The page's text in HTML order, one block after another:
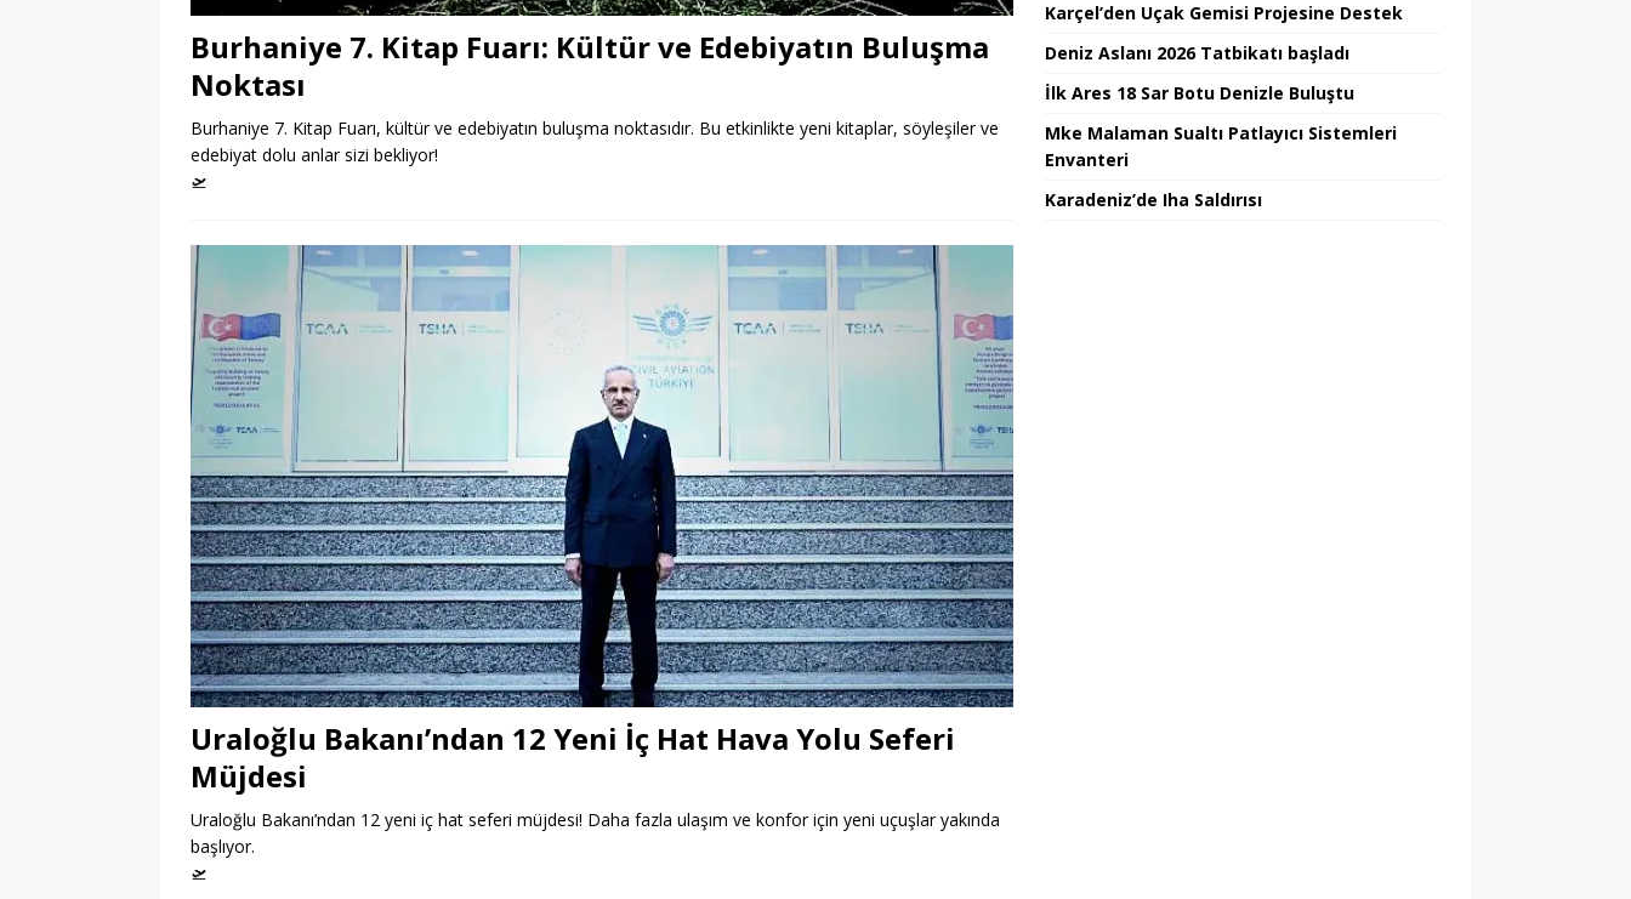
Burhaniye 7. Kitap Fuarı: Kültür ve Edebiyatın Buluşma
Noktası
Burhaniye 7. Kitap Fuarı, kültür ve edebiyatın buluşma noktasıdır. Bu etkinlikte yeni kitaplar, söyleşiler ve
edebiyat dolu anlar sizi bekliyor!
🛫
Uraloğlu Bakanı’ndan 12 Yeni İç Hat Hava Yolu Seferi
Müjdesi
Uraloğlu Bakanı’ndan 12 yeni iç hat seferi müjdesi! Daha fazla ulaşım ve konfor için yeni uçuşlar yakında
başlıyor.
🛫
Karçel’den Uçak Gemisi Projesine Destek
Deniz Aslanı 2026 Tatbikatı başladı
İlk Ares 18 Sar Botu Denizle Buluştu
Mke Malaman Sualtı Patlayıcı Sistemleri
Envanteri
Karadeniz’de Iha Saldırısı